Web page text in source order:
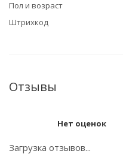
Пол и возраст
Штрихкод
Отзывы
Нет оценок
Загрузка отзывов...